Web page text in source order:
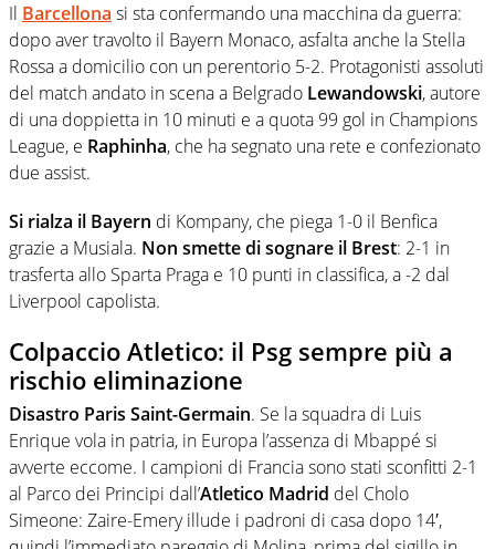
Il Barcellona si sta confermando una macchina da guerra:
dopo aver travolto il Bayern Monaco, asfalta anche la Stella
Rossa a domicilio con un perentorio 5-2. Protagonisti assoluti
del match andato in scena a Belgrado Lewandowski, autore
di una doppietta in 10 minuti e a quota 99 gol in Champions
League, e Raphinha, che ha segnato una rete e confezionato
due assist.
Si rialza il Bayern di Kompany, che piega 1-0 il Benfica
grazie a Musiala. Non smette di sognare il Brest: 2-1 in
trasferta allo Sparta Praga e 10 punti in classifica, a -2 dal
Liverpool capolista.
Colpaccio Atletico: il Psg sempre più a
rischio eliminazione
Disastro Paris Saint-Germain. Se la squadra di Luis
Enrique vola in patria, in Europa l’assenza di Mbappé si
avverte eccome. I campioni di Francia sono stati sconfitti 2-1
al Parco dei Principi dall’Atletico Madrid del Cholo
Simeone: Zaire-Emery illude i padroni di casa dopo 14′,